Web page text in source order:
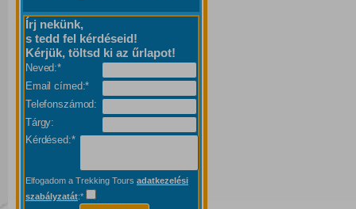
Írj nekünk,
s tedd fel kérdéseid!
Kérjük, töltsd ki az űrlapot!
Neved:*
Email címed:*
Telefonszámod:
Tárgy:
Kérdésed:*
Elfogadom a Trekking Tours adatkezelési
szabályzatát:*